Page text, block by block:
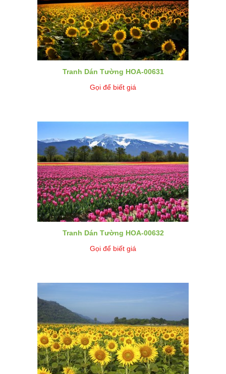
Tranh Dán Tường HOA-00631
Gọi để biết giá
Tranh Dán Tường HOA-00632
Gọi để biết giá